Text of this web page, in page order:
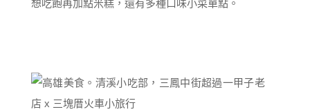
想吃飽再加點米糕，還有多種口味小菜單點。